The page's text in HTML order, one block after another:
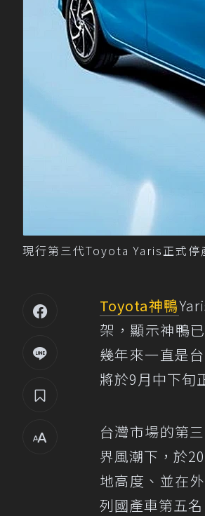
現行第三代Toyota Yaris正式
Toyota神鴨
架，顯示神鴨
幾年來一直是
將於9月中下旬
台灣市場的第
界風潮下，於
地高度、並在
列國產車第五名